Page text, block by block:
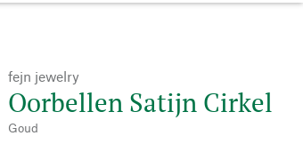
fejn jewelry
Oorbellen Satijn Cirkel
Goud